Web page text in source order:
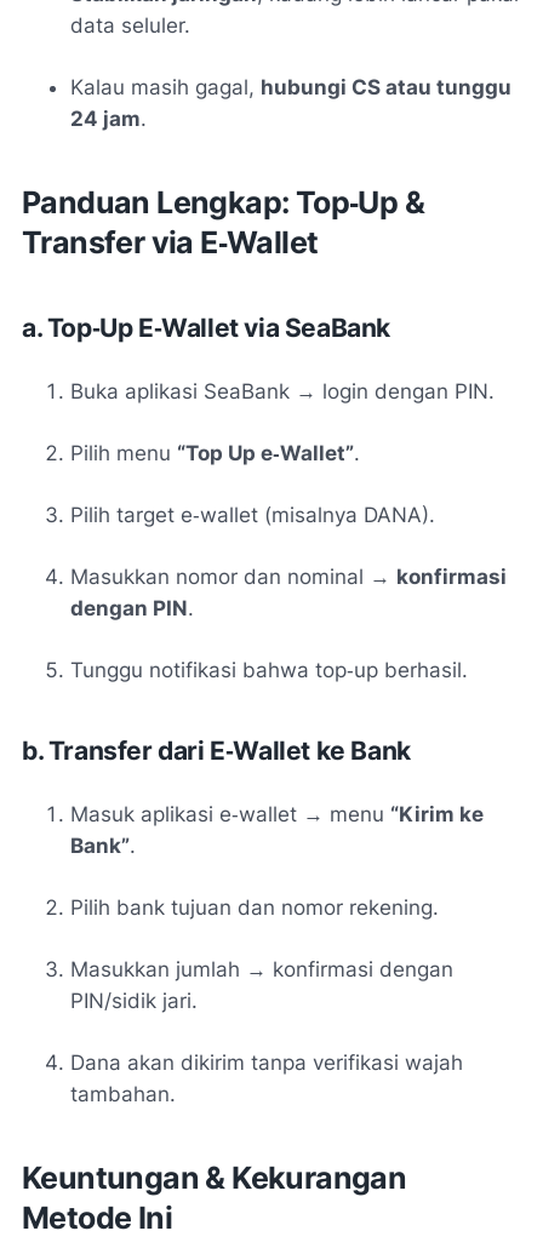
data seluler.
Kalau masih gagal, hubungi CS atau tunggu
24 jam.
Panduan Lengkap: Top‑Up &
Transfer via E‑Wallet
a. Top‑Up E‑Wallet via SeaBank
Buka aplikasi SeaBank → login dengan PIN.
Pilih menu “Top Up e‑Wallet”.
Pilih target e‑wallet (misalnya DANA).
Masukkan nomor dan nominal → konfirmasi
dengan PIN.
Tunggu notifikasi bahwa top‑up berhasil.
b. Transfer dari E‑Wallet ke Bank
Masuk aplikasi e‑wallet → menu “Kirim ke
Bank”.
Pilih bank tujuan dan nomor rekening.
Masukkan jumlah → konfirmasi dengan
PIN/sidik jari.
Dana akan dikirim tanpa verifikasi wajah
tambahan.
Keuntungan & Kekurangan
Metode Ini